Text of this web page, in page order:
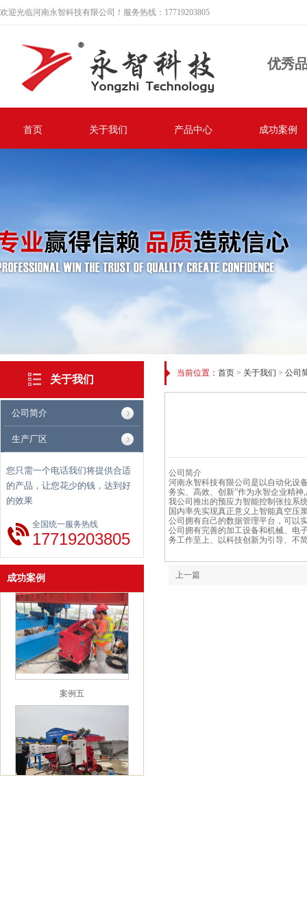
欢迎光临河南永智科技有限公司！服务热线：17719203805
优秀
首页 关于我们 产品中心 成功案例
关于我们
公司简介
生产厂区
您只需一个电话我们将提供合适
的产品，让您花少的钱，达到好
的效果
全国统一服务热线
17719203805
成功案例
案例五
当前位置： 首页 > 关于我们 > 公司
公司简介
河南永智科技有限公司是以自动化设
务实、高效、创新”作为永智企业精
我公司推出的预应力智能控制张拉系
国内率先实现真正意义上智能真空压
公司拥有自己的数据管理平台，可以
公司拥有完善的加工设备和机械、电
务工作至上、以科技创新为引导、不
上一篇